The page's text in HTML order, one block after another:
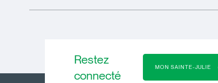
Restez
connecté
MON SAINTE-JULIE